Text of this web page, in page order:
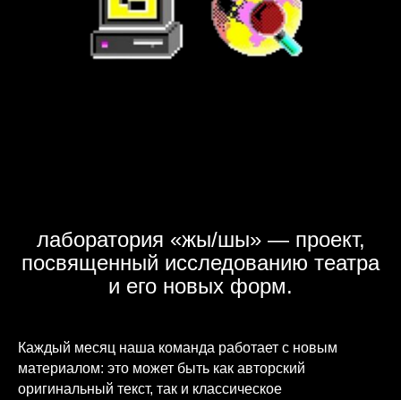
лаборатория «жы/шы» — проект,
посвященный исследованию театра
и его новых форм.
Каждый месяц наша команда работает с новым
материалом: это может быть как авторский
оригинальный текст, так и классическое